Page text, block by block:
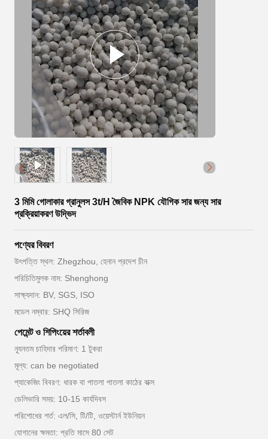
3 মিমি গোলাকার গ্রানুলস 3t/H জৈবিক NPK যৌগিক সার জন্য সার
প্রক্রিয়াকরণ উদ্ভিদ
পণ্যের বিবরণ
উৎপত্তি স্থল: Zhegzhou, হেনান প্রদেশ চীন
পরিচিতিমুলক নাম: Shenghong
সাক্ষ্যদান: BV, SGS, ISO
মডেল নম্বার: SHQ সিরিজ
পেমেন্ট ও শিপিংয়ের শর্তাবলী
ন্যূনতম চাহিদার পরিমাণ: 1 টুকরা
মূল্য: can be negotiated
প্যাকেজিং বিবরণ: ধারক বা পাতলা পাতলা কাঠের বাক্স
ডেলিভারি সময়: 10-15 কার্যদিবস
পরিশোধের শর্ত: এল/সি, টি/টি, ওয়েস্টার্ন ইউনিয়ন
যোগানের ক্ষমতা: প্রতি মাসে 80 সেট